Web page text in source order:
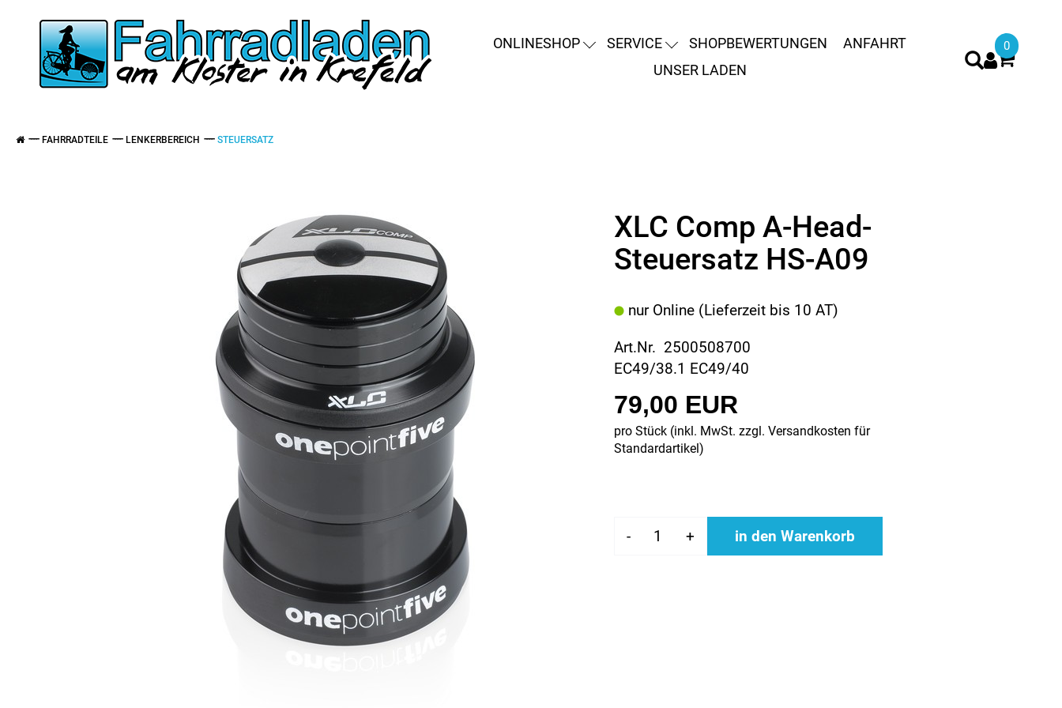
ONLINESHOP SERVICE SHOPBEWERTUNGEN
ANFAHRT
UNSER LADEN
0
FAHRRADTEILE LENKERBEREICH STEUERSATZ
XLC Comp A-Head-
Steuersatz HS-A09
nur Online (Lieferzeit bis 10 AT)
Art.Nr. 2500508700
EC49/38.1 EC49/40
79,00 EUR
pro Stück (inkl. MwSt. zzgl. Versandkosten für
Standardartikel)
- + in den Warenkorb